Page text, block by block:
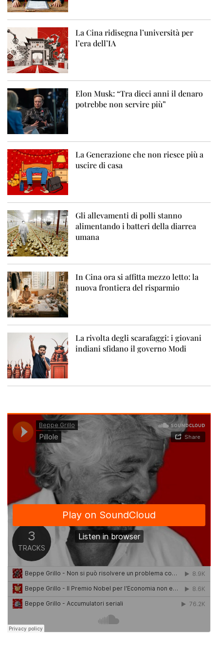
La Cina ridisegna l’università per
l’era dell’IA
Elon Musk: “Tra dieci anni il denaro
potrebbe non servire più”
La Generazione che non riesce più a
uscire di casa
Gli allevamenti di polli stanno
alimentando i batteri della diarrea
umana
In Cina ora si affitta mezzo letto: la
nuova frontiera del risparmio
La rivolta degli scarafaggi: i giovani
indiani sfidano il governo Modi